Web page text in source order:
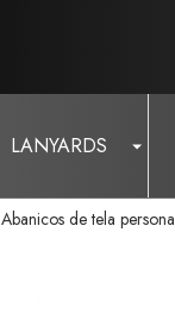
LANYARDS
Abanicos de tela